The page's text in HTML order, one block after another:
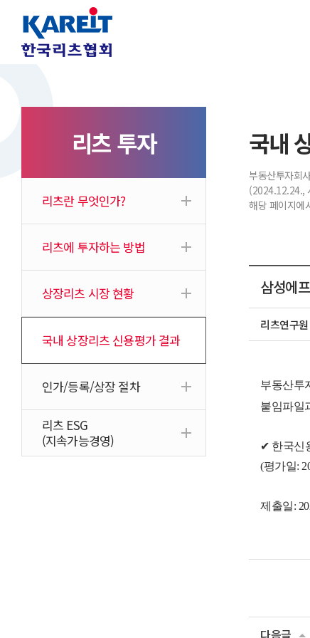
리츠 투자
리츠란 무엇인가?
리츠에 투자하는 방법
상장리츠 시장 현황
국내 상장리츠 신용평가 결과
인가/등록/상장 절차
리츠 ESG
(지속가능경영)
국내
부동산투자회
(2024.12.24.,
해당 페이지에
삼성에
리츠연구원
부동산투
붙임파일
✔ 한국신
(평가일:
제출일:
다음글